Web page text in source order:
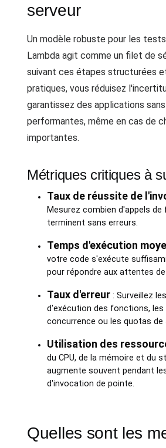
serveur
Un modèle robuste pour les
Lambda agit comme un filet de
suivant ces étapes structurées
pratiques, vous réduisez
garantissez des applications
performantes, même en cas de
importantes.
Métriques critiques à
Taux de réussite de
Mesurez combien d'appels
terminent sans erreurs.
Temps d'exécution
votre code s'exécute
pour répondre aux attentes
Taux d'erreur: Surveillez
d'exécution des fonctions, les
concurrence ou les quotas de
Utilisation des
du CPU, de la mémoire et du
augmente souvent pendant
d'invocation de pointe.
Quelles sont les